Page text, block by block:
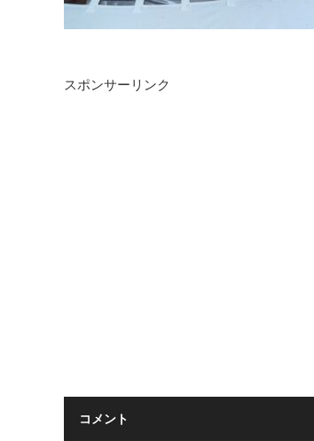
スポンサーリンク
コメント